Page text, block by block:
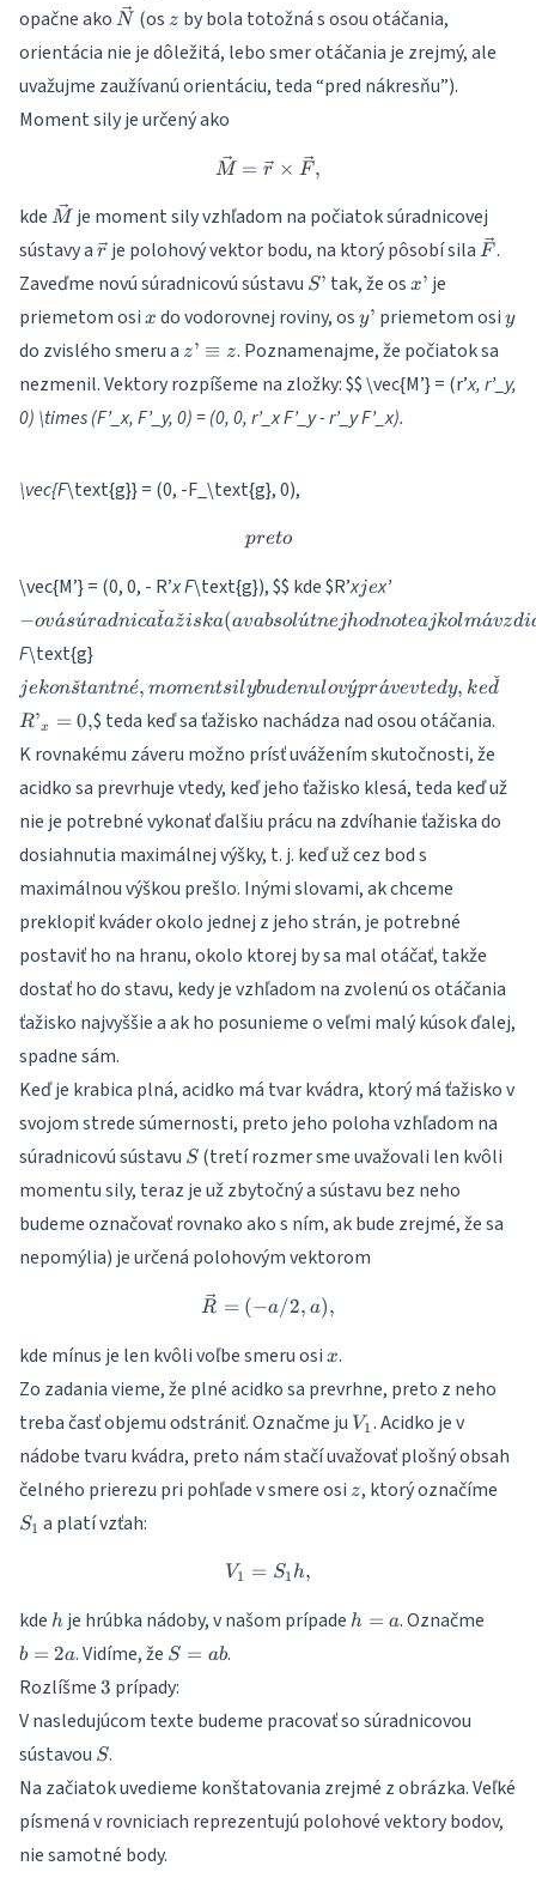
opačne ako \vec{N}
N (os z
z by bola totožná s osou otáčania,
orientácia nie je dôležitá, lebo smer otáčania je zrejmý, ale
uvažujme zaužívanú orientáciu, teda “pred nákresňu”).
Moment sily je určený ako
\vec{M} = \vec{r} \times
M = r × F ,
kde \vec{M}
M je moment sily vzhľadom na počiatok súradnicovej
sústavy a \vec{r}
r je polohový vektor bodu, na ktorý pôsobí sila F.
Zaveďme novú súradnicovú sústavu S’
S’ tak, že os x’
x’ je
priemetom osi x
x do vodorovnej roviny, os y’
y’ priemetom osi y
y
do zvislého smeru a z’
\equiv
z
z’ ≡ z. Poznamenajme, že počiatok sa
nezmenil. Vektory rozpíšeme na zložky:$$ \vec{M’} = (r’x, r’_y,
0) \times (F’_x, F’_y, 0) = (0, 0, r’_x F’_y - r’_y F’_x).
\vec{F\text{g}} = (0, -F_\text{g}, 0),
preto
preto
\vec{M’} = (0, 0, - R’x F\text{g}),$$ kde $R’xje
jex’-ová
súradnica
ťažiska (a
absolútnej
hodnote aj
kolmá
vzdialenosť
vektorovej
priamky
sily od osi
otáčania).
−ova
ˊsu
ˊradnicat
ˇaz
ˇiska(avabsolu
ˊtnejhodnoteajkolma
ˊvzd
F\text{g}
konštantné,
moment
sily bude
nulový
vtedy, keď
jekons
ˇtantne
ˊ, momentsilybudenulovy
ˊpra
ˊvevtedy, ked
ˇ
R’x = 0,$ teda keď sa ťažisko nachádza nad osou otáčania.
K rovnakému záveru možno prísť uvážením skutočnosti, že
acidko sa prevrhuje vtedy, keď jeho ťažisko klesá, teda keď už
nie je potrebné vykonať ďalšiu prácu na zdvíhanie ťažiska do
dosiahnutia maximálnej výšky, t. j. keď už cez bod s
maximálnou výškou prešlo. Inými slovami, ak chceme
preklopiť kváder okolo jednej z jeho strán, je potrebné
postaviť ho na hranu, okolo ktorej by sa mal otáčať, takže
dostať ho do stavu, kedy je vzhľadom na zvolenú os otáčania
ťažisko najvyššie a ak ho posunieme o veľmi malý kúsok ďalej,
spadne sám.
Keď je krabica plná, acidko má tvar kvádra, ktorý má ťažisko v
svojom strede súmernosti, preto jeho poloha vzhľadom na
súradnicovú sústavu S
S(tretí rozmer sme uvažovali len kvôli
momentu sily, teraz je už zbytočný a sústavu bez neho
budeme označovať rovnako ako s ním, ak bude zrejmé, že sa
nepomýlia) je určená polohovým vektorom
\vec{R} = (-a/2, a),
R = (−a/2, a),
kde mínus je len kvôli voľbe smeru osi x
x.
Zo zadania vieme, že plné acidko sa prevrhne, preto z neho
treba časť objemu odstrániť. Označme ju V_1
V1 . Acidko je v
nádobe tvaru kvádra, preto nám stačí uvažovať plošný obsah
čelného prierezu pri pohľade v smere osi z
z, ktorý označíme
S1 a platí vzťah:
V_1 = S_1 h,
V1 = S1 h,
kde h
h je hrúbka nádoby, v našom prípade h
h = a. Označme
b = 2a. Vidíme, že S
a
b
S = ab.
Rozlíšme 3
3 prípady:
V nasledujúcom texte budeme pracovať so súradnicovou
sústavou S
S.
Na začiatok uvedieme konštatovania zrejmé z obrázka. Veľké
písmená v rovniciach reprezentujú polohové vektory bodov,
nie samotné body.